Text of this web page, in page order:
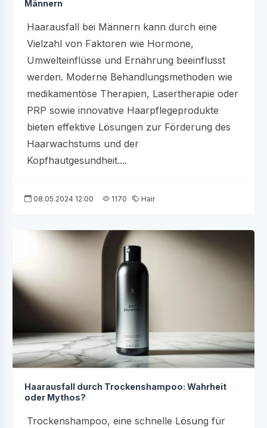
Männern
Haarausfall bei Männern kann durch eine
Vielzahl von Faktoren wie Hormone,
Umwelteinflüsse und Ernährung beeinflusst
werden. Moderne Behandlungsmethoden wie
medikamentöse Therapien, Lasertherapie oder
PRP sowie innovative Haarpflegeprodukte
bieten effektive Lösungen zur Förderung des
Haarwachstums und der
Kopfhautgesundheit....
08.05.2024 12:00 1170 Hair
Haarausfall durch Trockenshampoo: Wahrheit
oder Mythos?
Trockenshampoo, eine schnelle Lösung für